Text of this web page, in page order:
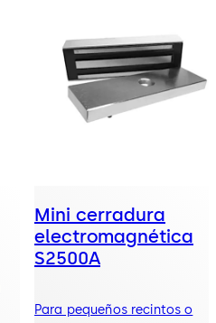
Mini cerradura
electromagnética
S2500A
Para pequeños recintos o